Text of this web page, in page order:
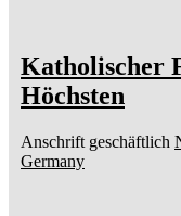
Katholischer
Höchsten
Anschrift geschäftlich
Germany